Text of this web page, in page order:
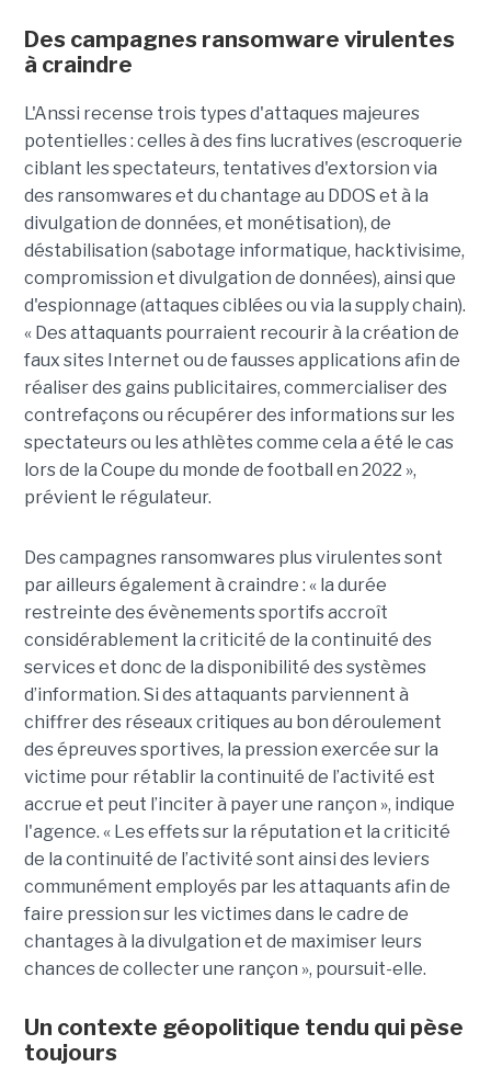
Des campagnes ransomware virulentes
à craindre
L'Anssi recense trois types d'attaques majeures
potentielles : celles à des fins lucratives (escroquerie
ciblant les spectateurs, tentatives d'extorsion via
des ransomwares et du chantage au DDOS et à la
divulgation de données, et monétisation), de
déstabilisation (sabotage informatique, hacktivisime,
compromission et divulgation de données), ainsi que
d'espionnage (attaques ciblées ou via la supply chain).
« Des attaquants pourraient recourir à la création de
faux sites Internet ou de fausses applications afin de
réaliser des gains publicitaires, commercialiser des
contrefaçons ou récupérer des informations sur les
spectateurs ou les athlètes comme cela a été le cas
lors de la Coupe du monde de football en 2022 »,
prévient le régulateur.
Des campagnes ransomwares plus virulentes sont
par ailleurs également à craindre : « la durée
restreinte des évènements sportifs accroît
considérablement la criticité de la continuité des
services et donc de la disponibilité des systèmes
d’information. Si des attaquants parviennent à
chiffrer des réseaux critiques au bon déroulement
des épreuves sportives, la pression exercée sur la
victime pour rétablir la continuité de l’activité est
accrue et peut l’inciter à payer une rançon », indique
l'agence. « Les effets sur la réputation et la criticité
de la continuité de l’activité sont ainsi des leviers
communément employés par les attaquants afin de
faire pression sur les victimes dans le cadre de
chantages à la divulgation et de maximiser leurs
chances de collecter une rançon », poursuit-elle.
Un contexte géopolitique tendu qui pèse
toujours